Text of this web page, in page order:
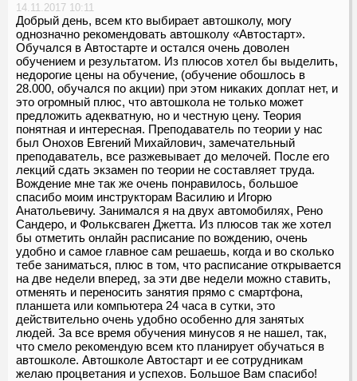
14.11.2017 10:11
Добрый день, всем кто выбирает автошколу, могу
однозначно рекомендовать автошколу «Автостарт».
Обучался в Автостарте и остался очень доволен
обучением и результатом. Из плюсов хотел бы выделить,
недорогие цены на обучение, (обучение обошлось в
28.000, обучался по акции) при этом никаких доплат нет, и
это огромный плюс, что автошкола не только может
предложить адекватную, но и честную цену. Теория
понятная и интересная. Преподаватель по теории у нас
был Онохов Евгений Михайлович, замечательный
преподаватель, все разжевывает до мелочей. После его
лекций сдать экзамен по теории не составляет труда.
Вождение мне так же очень понравилось, большое
спасибо моим инструкторам Василию и Игорю
Анатольевичу. Занимался я на двух автомобилях, Рено
Сандеро, и Фольксваген Джетта. Из плюсов так же хотел
бы отметить онлайн расписание по вождению, очень
удобно и самое главное сам решаешь, когда и во сколько
тебе заниматься, плюс в том, что расписание открывается
на две недели вперед, за эти две недели можно ставить,
отменять и переносить занятия прямо с смартфона,
планшета или компьютера 24 часа в сутки, это
действительно очень удобно особенно для занятых
людей. За все время обучения минусов я не нашел, так,
что смело рекомендую всем кто планирует обучаться в
автошколе. Автошколе Автостарт и ее сотрудникам
желаю процветания и успехов. Большое Вам спасибо!